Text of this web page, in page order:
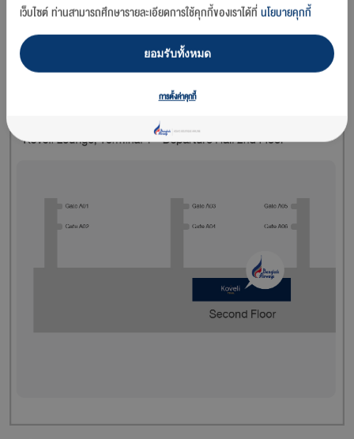
สถานที่ตั้ง
ชั้น 2 อาคารผู้โดยสารขาออกระหว่างประเทศ ระหว่างประตู A03/A04 -
เว็บไซต์ ท่านสามารถศึกษารายละเอียดการใช้คุกกี้ของเราได้ที่นโยบายคุกกี้
ยอมรับทั้งหมด
การตั้งค่าคุกกี้